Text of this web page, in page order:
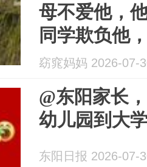
母不爱他，
同学欺负他
上学
窈窕妈妈 2026-07-
@东阳家长
幼儿园到大
东阳日报 2026-07-